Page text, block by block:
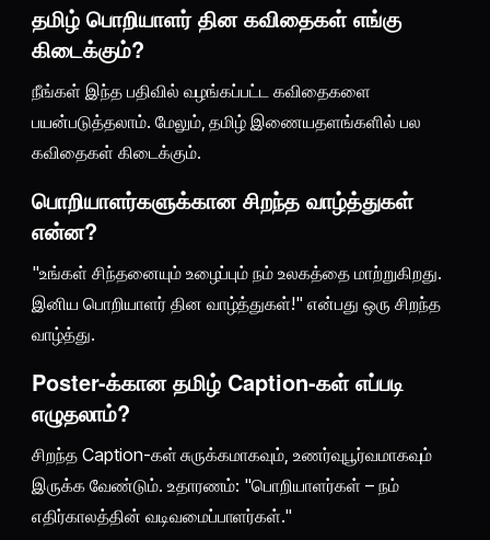
தமிழ் பொறியாளர் தின கவிதைகள் எங்கு
கிடைக்கும்?
நீங்கள் இந்த பதிவில் வழங்கப்பட்ட கவிதைகளை
பயன்படுத்தலாம். மேலும், தமிழ் இணையதளங்களில் பல
கவிதைகள் கிடைக்கும்.
பொறியாளர்களுக்கான சிறந்த வாழ்த்துகள்
என்ன?
"உங்கள் சிந்தனையும் உழைப்பும் நம் உலகத்தை மாற்றுகிறது.
இனிய பொறியாளர் தின வாழ்த்துகள்!" என்பது ஒரு சிறந்த
வாழ்த்து.
Poster-க்கான தமிழ் Caption-கள் எப்படி
எழுதலாம்?
சிறந்த Caption-கள் சுருக்கமாகவும், உணர்வுபூர்வமாகவும்
இருக்க வேண்டும். உதாரணம்: "பொறியாளர்கள் – நம்
எதிர்காலத்தின் வடிவமைப்பாளர்கள்."